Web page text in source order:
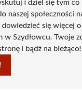
i dziel się tym co
naszej społeczności
dowiedzieć się więcej
w Szydłowcu. Twoje
i bądź na bieżąco!